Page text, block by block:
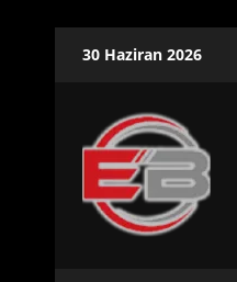
30 Haziran 2026